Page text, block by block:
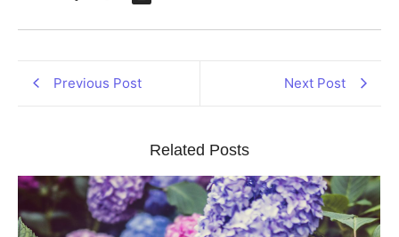
Previous Post Next Post
Related Posts